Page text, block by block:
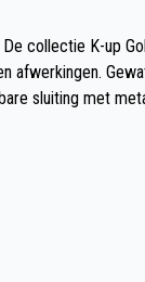
collectie K-up
afwerkingen.
sluiting met